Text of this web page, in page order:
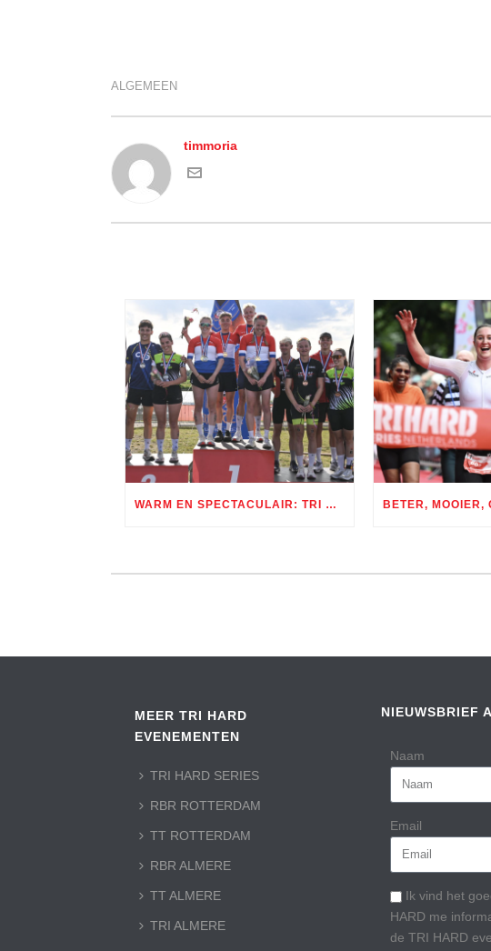
ALGEMEEN
timmoria
WARM EN SPECTACULAIR: TRI ROTTERDAM LEVERT TWEE DAGEN TRIATHLONSPEKTAKEL
MEER TRI HARD
EVENEMENTEN
TRI HARD SERIES
RBR ROTTERDAM
TT ROTTERDAM
RBR ALMERE
TT ALMERE
TRI ALMERE
NIEUWSBRIEF
Naam
Email
Ik vind het
HARD me
de TRI HARD